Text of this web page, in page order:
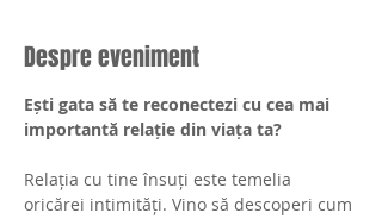
Despre eveniment
Ești gata să te reconectezi cu cea mai
importantă relație din viața ta?
Relația cu tine însuți este temelia
oricărei intimități. Vino să descoperi cum